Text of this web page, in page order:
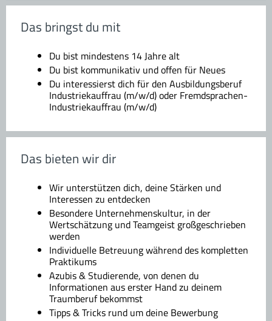
Das bringst du mit
Du bist mindestens 14 Jahre alt
Du bist kommunikativ und offen für Neues
Du interessierst dich für den Ausbildungsberuf
Industriekauffrau (m/w/d) oder Fremdsprachen-
Industriekauffrau (m/w/d)
Das bieten wir dir
Wir unterstützen dich, deine Stärken und
Interessen zu entdecken
Besondere Unternehmenskultur, in der
Wertschätzung und Teamgeist großgeschrieben
werden
Individuelle Betreuung während des kompletten
Praktikums
Azubis & Studierende, von denen du
Informationen aus erster Hand zu deinem
Traumberuf bekommst
Tipps & Tricks rund um deine Bewerbung